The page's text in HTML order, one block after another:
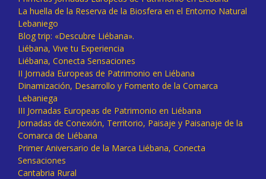
La huella de la Reserva de la Biosfera en el Entorno Natural
Lebaniego
Blog trip: «Descubre Liébana».
Liébana, Vive tu Experiencia
Liébana, Conecta Sensaciones
II Jornada Europeas de Patrimonio en Liébana
Dinamización, Desarrollo y Fomento de la Comarca
Lebaniega
III Jornadas Europeas de Patrimonio en Liébana
Jornadas de Conexión, Territorio, Paisaje y Paisanaje de la
Comarca de Liébana
Primer Aniversario de la Marca Liébana, Conecta
Sensaciones
Cantabria Rural